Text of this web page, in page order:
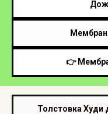
👉
Толстовка Худи